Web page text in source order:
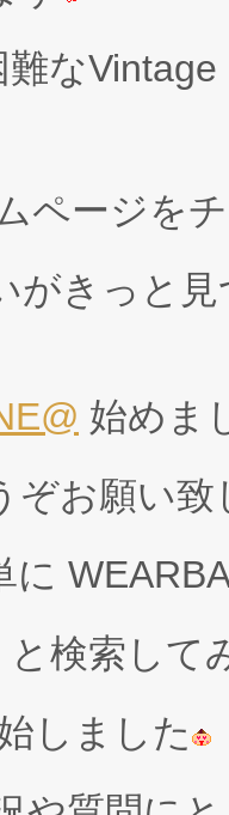
な
ページを
がきっと
始めま
ぞお願い致
に
と検索して
しました